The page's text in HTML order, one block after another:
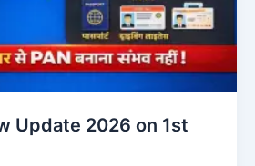
Update 2026 on 1st